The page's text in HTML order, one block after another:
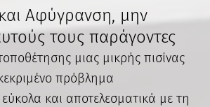
Αφύγρανση, μην
τους παράγοντες
μιας μικρής πισίνας
πρόβλημα
εύκολα και αποτελεσματικά με τη